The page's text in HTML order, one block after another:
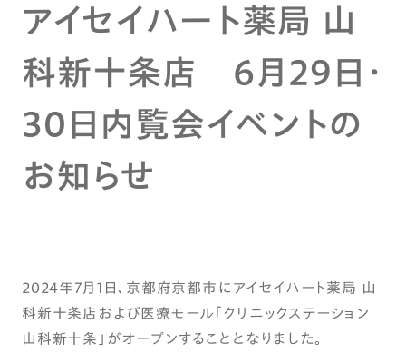
アイセイハート薬局 山
科新十条店 6月29日・
30日内覧会イベントの
お知らせ
2024年7月1日、京都府京都市にアイセイハート薬局 山
科新十条店および医療モール「クリニックステーション
山科新十条」がオープンすることとなりました。